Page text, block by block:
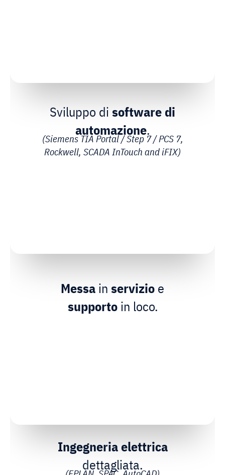
Ingegneria elettrica
dettagliata.
Sviluppo di software di
automazione.
(Siemens TIA Portal / Step 7 / PCS 7,
Rockwell, SCADA InTouch and iFIX)
Messa in servizio e
supportoin loco.